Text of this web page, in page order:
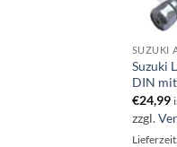
SUZUKI
Suzuki
DIN
€24,99
zzgl.